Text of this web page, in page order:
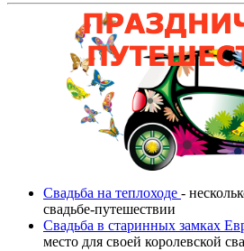
Свадьба на теплоходе -
свадьбе-путешествии
Свадьба в старинных замках
место для своей королевской